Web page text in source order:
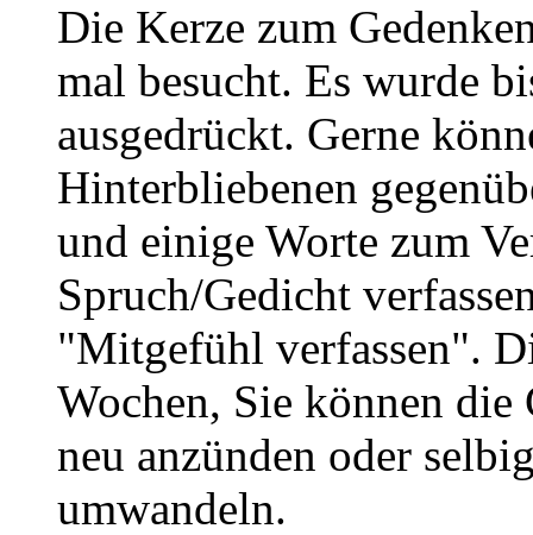
Die Kerze zum
mal besucht. Es wurde
ausgedrückt. Gerne
Hinterbliebenen
und einige Worte zum
Spruch/Gedicht
"Mitgefühl verfassen".
Wochen, Sie können die
neu anzünden oder
umwandeln.